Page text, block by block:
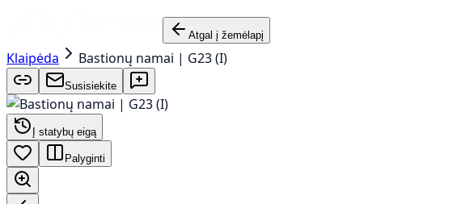
Atgal į žemėlapį
Klaipėda Bastionų namai | G23 (I)
Susisiekite
Į statybų eigą
Palyginti